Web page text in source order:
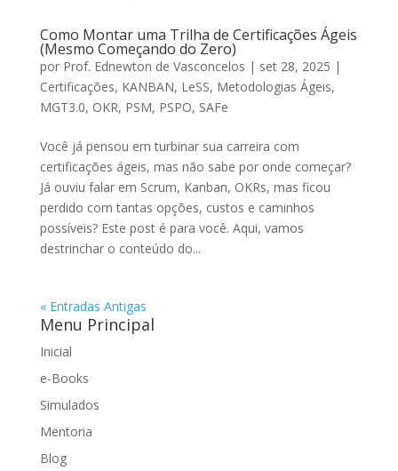
Como Montar uma Trilha de Certificações Ágeis
(Mesmo Começando do Zero)
por Prof. Ednewton de Vasconcelos | set 28, 2025 |
Certificações, KANBAN, LeSS, Metodologias Ágeis,
MGT3.0, OKR, PSM, PSPO, SAFe
Você já pensou em turbinar sua carreira com
certificações ágeis, mas não sabe por onde começar?
Já ouviu falar em Scrum, Kanban, OKRs, mas ficou
perdido com tantas opções, custos e caminhos
possíveis? Este post é para você. Aqui, vamos
destrinchar o conteúdo do...
« Entradas Antigas
Menu Principal
Inicial
e-Books
Simulados
Mentoria
Blog